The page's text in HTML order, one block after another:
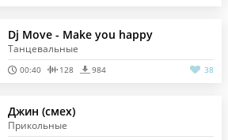
Dj Move - Make you happy
Танцевальные
00:40 128 984 38
Джин (cмех)
Прикольные